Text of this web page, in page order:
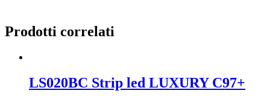
Prodotti correlati
LS020BC Strip led LUXURY C97+